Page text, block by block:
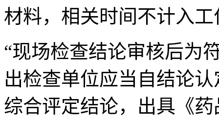
材料，相关时间不计入
“现场检查结论审核后为
出检查单位应当自结论
综合评定结论，出具《